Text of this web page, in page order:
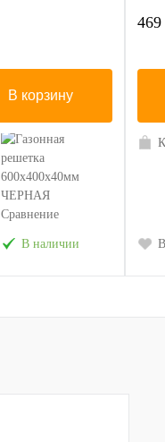
В корзину
Сравнение
В наличии
469